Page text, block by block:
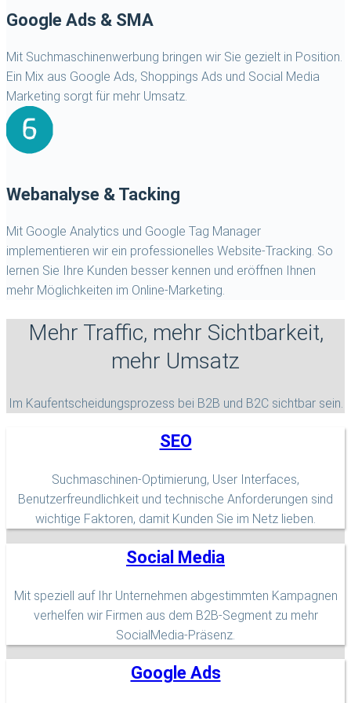
Google Ads & SMA
Mit Suchmaschinenwerbung bringen wir Sie gezielt in Position.
Ein Mix aus Google Ads, Shoppings Ads und Social Media
Marketing sorgt für mehr Umsatz.
Webanalyse & Tacking
Mit Google Analytics und Google Tag Manager
implementieren wir ein professionelles Website-Tracking. So
lernen Sie Ihre Kunden besser kennen und eröffnen Ihnen
mehr Möglichkeiten im Online-Marketing.
Mehr Traffic, mehr Sichtbarkeit,
mehr Umsatz
Im Kaufentscheidungsprozess bei B2B und B2C sichtbar sein.
SEO
Suchmaschinen-Optimierung, User Interfaces,
Benutzerfreundlichkeit und technische Anforderungen sind
wichtige Faktoren, damit Kunden Sie im Netz lieben.
Social Media
Mit speziell auf Ihr Unternehmen abgestimmten Kampagnen
verhelfen wir Firmen aus dem B2B-Segment zu mehr
SocialMedia-Präsenz.
Google Ads